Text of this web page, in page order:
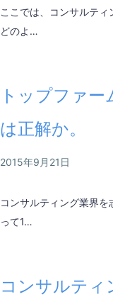
ここでは、コンサルティ
どのよ…
トップファ
は正解か。
2015年9月21日
コンサルティング業界
って1…
コンサルティ